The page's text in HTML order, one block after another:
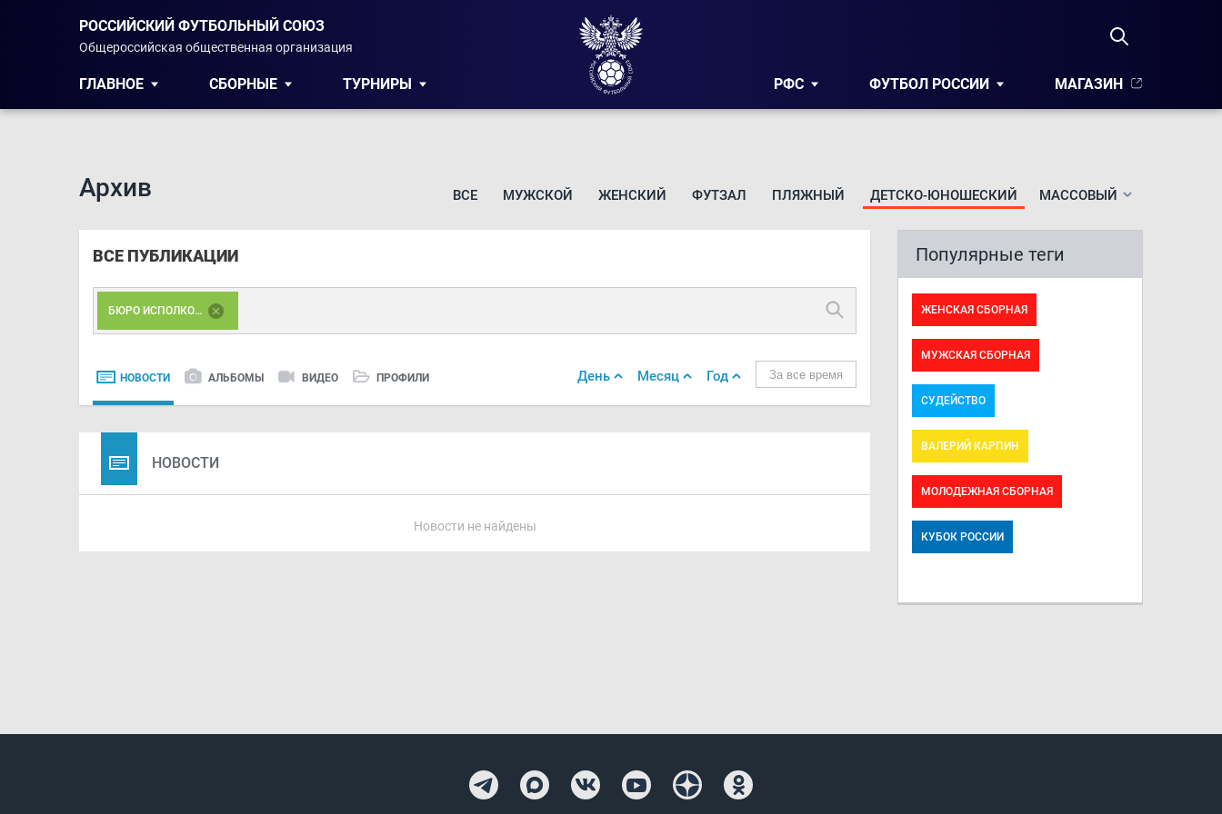
РОССИЙСКИЙ ФУТБОЛЬНЫЙ СОЮЗ
Общероссийская общественная организация
ГЛАВНОЕ СБОРНЫЕ ТУРНИРЫ РФС ФУТБОЛ РОССИИ МАГАЗИН
Архив ВСЕ МУЖСКОЙ ЖЕНСКИЙ ФУТЗАЛ ПЛЯЖНЫЙ ДЕТСКО-ЮНОШЕСКИЙ МАССОВЫЙ
ВСЕ ПУБЛИКАЦИИ
БЮРО ИСПОЛКОМА
НОВОСТИ АЛЬБОМЫ ВИДЕО ПРОФИЛИ За все время
Год
Месяц
День
НОВОСТИ
Новости не найдены
Популярные теги
ЖЕНСКАЯ СБОРНАЯ
МУЖСКАЯ СБОРНАЯ
СУДЕЙСТВО
ВАЛЕРИЙ КАРПИН
МОЛОДЕЖНАЯ СБОРНАЯ
КУБОК РОССИИ